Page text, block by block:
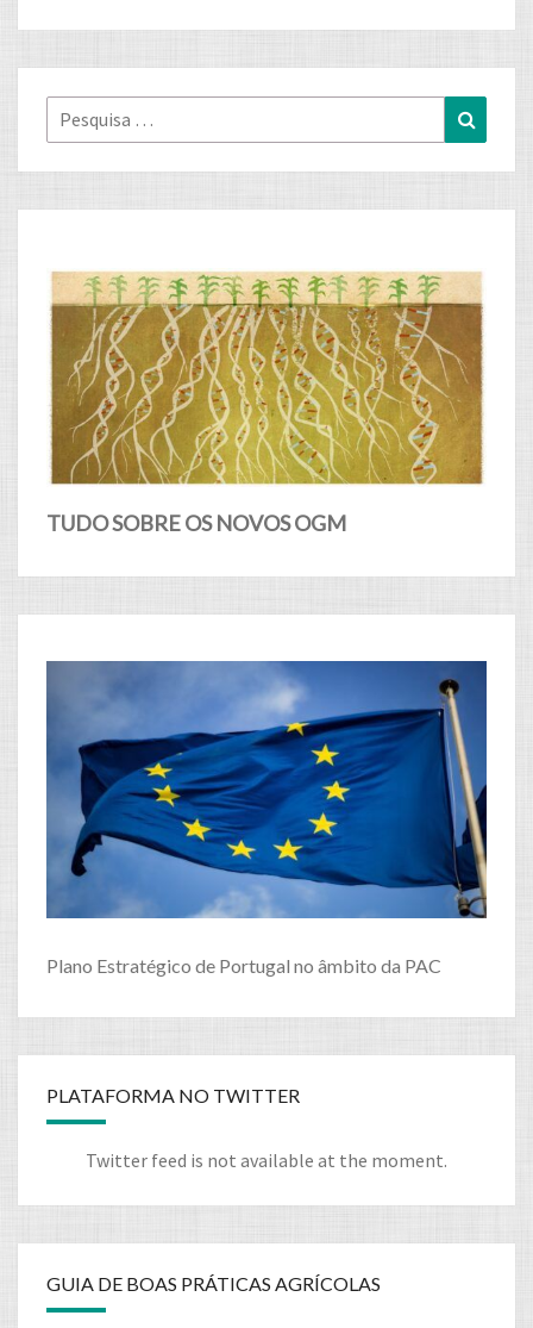
Pesquisa
for:
TUDO SOBRE OS NOVOS OGM
Plano Estratégico de Portugal no âmbito da PAC
PLATAFORMA NO TWITTER
Twitter feed is not available at the moment.
GUIA DE BOAS PRÁTICAS AGRÍCOLAS